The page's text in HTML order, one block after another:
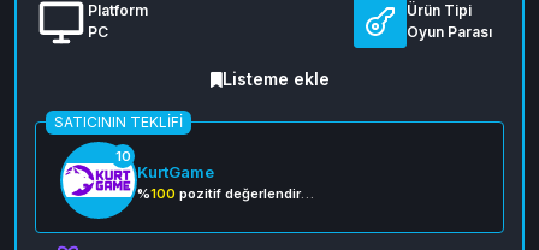
Platform
PC
Ürün Tipi
Oyun Parası
Listeme ekle
SATICININ TEKLIFI
10
KurtGame
%100 pozitif değerlendirme